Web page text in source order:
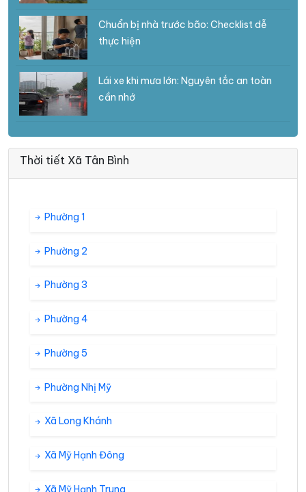
Chuẩn bị nhà trước bão: Checklist dễ
thực hiện
Lái xe khi mưa lớn: Nguyên tắc an toàn
cần nhớ
Thời tiết Xã Tân Bình
Phường 1
Phường 2
Phường 3
Phường 4
Phường 5
Phường Nhị Mỹ
Xã Long Khánh
Xã Mỹ Hạnh Đông
Xã Mỹ Hạnh Trung